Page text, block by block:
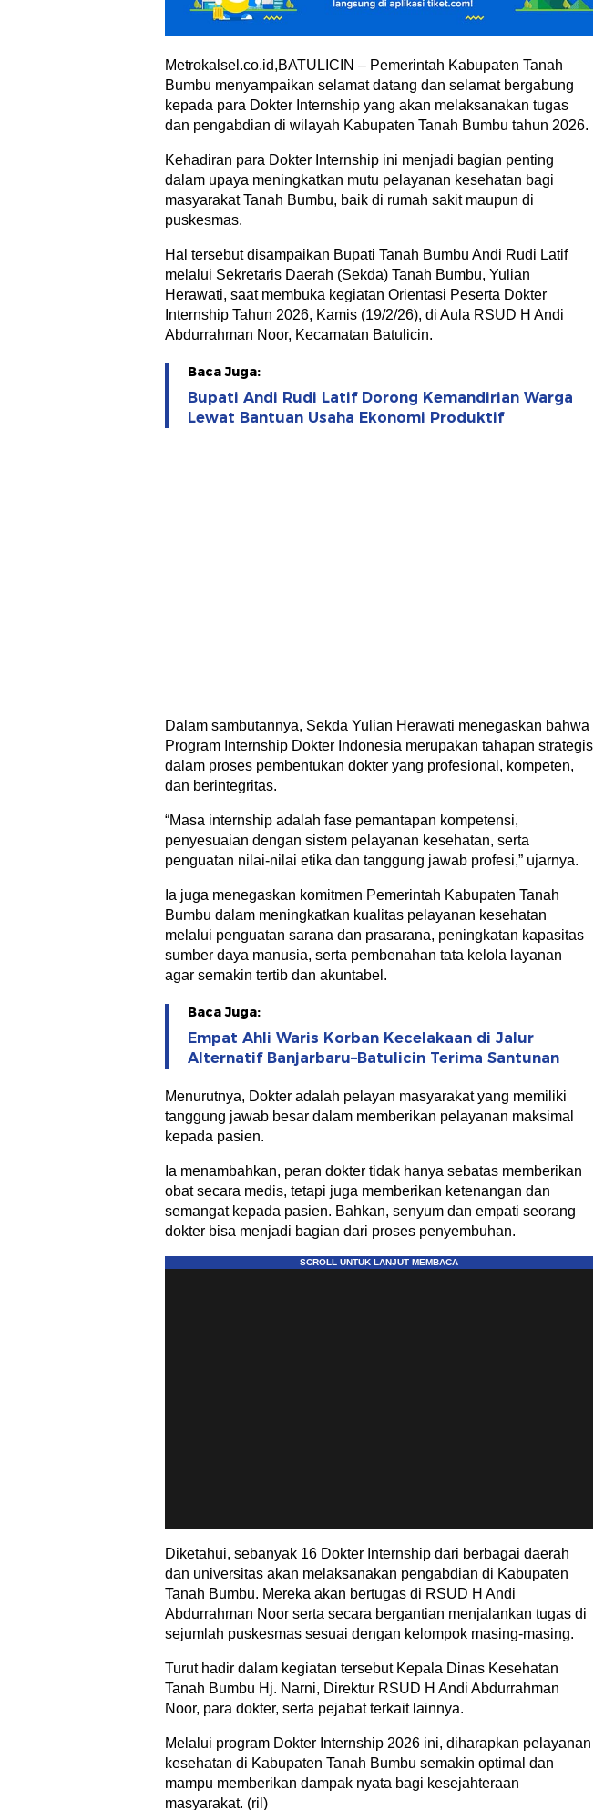
Metrokalsel.co.id,BATULICIN – Pemerintah Kabupaten Tanah
Bumbu menyampaikan selamat datang dan selamat bergabung
kepada para Dokter Internship yang akan melaksanakan tugas
dan pengabdian di wilayah Kabupaten Tanah Bumbu tahun 2026.
Kehadiran para Dokter Internship ini menjadi bagian penting
dalam upaya meningkatkan mutu pelayanan kesehatan bagi
masyarakat Tanah Bumbu, baik di rumah sakit maupun di
puskesmas.
Hal tersebut disampaikan Bupati Tanah Bumbu Andi Rudi Latif
melalui Sekretaris Daerah (Sekda) Tanah Bumbu, Yulian
Herawati, saat membuka kegiatan Orientasi Peserta Dokter
Internship Tahun 2026, Kamis (19/2/26), di Aula RSUD H Andi
Abdurrahman Noor, Kecamatan Batulicin.
Baca Juga:
Bupati Andi Rudi Latif Dorong Kemandirian Warga
Lewat Bantuan Usaha Ekonomi Produktif
Dalam sambutannya, Sekda Yulian Herawati menegaskan bahwa
Program Internship Dokter Indonesia merupakan tahapan strategis
dalam proses pembentukan dokter yang profesional, kompeten,
dan berintegritas.
“Masa internship adalah fase pemantapan kompetensi,
penyesuaian dengan sistem pelayanan kesehatan, serta
penguatan nilai-nilai etika dan tanggung jawab profesi,” ujarnya.
Ia juga menegaskan komitmen Pemerintah Kabupaten Tanah
Bumbu dalam meningkatkan kualitas pelayanan kesehatan
melalui penguatan sarana dan prasarana, peningkatan kapasitas
sumber daya manusia, serta pembenahan tata kelola layanan
agar semakin tertib dan akuntabel.
Baca Juga:
Empat Ahli Waris Korban Kecelakaan di Jalur
Alternatif Banjarbaru–Batulicin Terima Santunan
Menurutnya, Dokter adalah pelayan masyarakat yang memiliki
tanggung jawab besar dalam memberikan pelayanan maksimal
kepada pasien.
Ia menambahkan, peran dokter tidak hanya sebatas memberikan
obat secara medis, tetapi juga memberikan ketenangan dan
semangat kepada pasien. Bahkan, senyum dan empati seorang
dokter bisa menjadi bagian dari proses penyembuhan.
Diketahui, sebanyak 16 Dokter Internship dari berbagai daerah
dan universitas akan melaksanakan pengabdian di Kabupaten
Tanah Bumbu. Mereka akan bertugas di RSUD H Andi
Abdurrahman Noor serta secara bergantian menjalankan tugas di
sejumlah puskesmas sesuai dengan kelompok masing-masing.
Turut hadir dalam kegiatan tersebut Kepala Dinas Kesehatan
Tanah Bumbu Hj. Narni, Direktur RSUD H Andi Abdurrahman
Noor, para dokter, serta pejabat terkait lainnya.
Melalui program Dokter Internship 2026 ini, diharapkan pelayanan
kesehatan di Kabupaten Tanah Bumbu semakin optimal dan
mampu memberikan dampak nyata bagi kesejahteraan
masyarakat. (ril)